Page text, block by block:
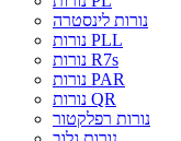
נורות לינסטרה
נורות PLL
נורות R7s
נורות PAR
נורות QR
נורות רפלקטור